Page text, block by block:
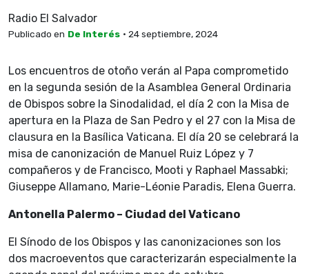
Radio El Salvador
Publicado en De Interés • 24 septiembre, 2024
Los encuentros de otoño verán al Papa comprometido
en la segunda sesión de la Asamblea General Ordinaria
de Obispos sobre la Sinodalidad, el día 2 con la Misa de
apertura en la Plaza de San Pedro y el 27 con la Misa de
clausura en la Basílica Vaticana. El día 20 se celebrará la
misa de canonización de Manuel Ruiz López y 7
compañeros y de Francisco, Mooti y Raphael Massabki;
Giuseppe Allamano, Marie-Léonie Paradis, Elena Guerra.
Antonella Palermo – Ciudad del Vaticano
El Sínodo de los Obispos y las canonizaciones son los
dos macroeventos que caracterizarán especialmente la